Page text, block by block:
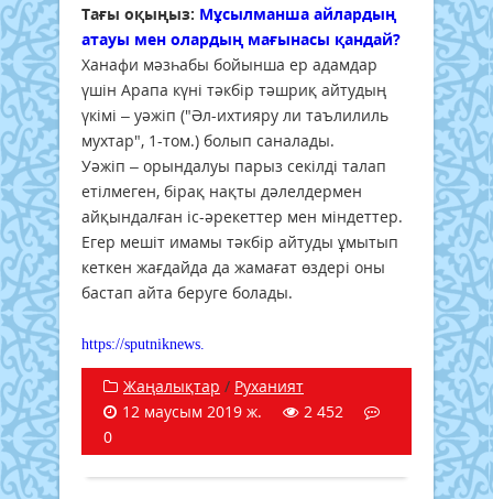
Тағы оқыңыз: Мұсылманша айлардың
атауы мен олардың мағынасы қандай?
Ханафи мәзһабы бойынша ер адамдар
үшін Арапа күні тәкбір тәшриқ айтудың
үкімі – уәжіп ("Әл-ихтияру ли таълилиль
мухтар", 1-том.) болып саналады.
Уәжіп – орындалуы парыз секілді талап
етілмеген, бірақ нақты дәлелдермен
айқындалған іс-әрекеттер мен міндеттер.
Егер мешіт имамы тәкбір айтуды ұмытып
кеткен жағдайда да жамағат өздері оны
бастап айта беруге болады.
https://sputniknews.
Жаңалықтар / Руханият
12 маусым 2019 ж.
2 452
0